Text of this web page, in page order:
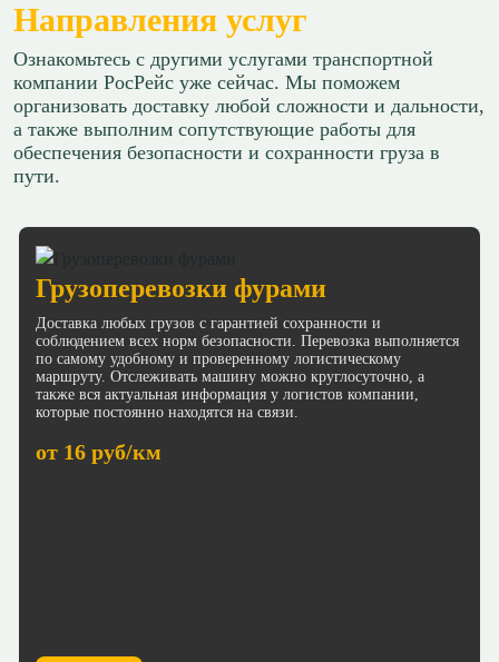
Направления услуг
Ознакомьтесь с другими услугами транспортной
компании РосРейс уже сейчас. Мы поможем
организовать доставку любой сложности и дальности,
а также выполним сопутствующие работы для
обеспечения безопасности и сохранности груза в
пути.
Грузоперевозки фурами
Доставка любых грузов с гарантией сохранности и
соблюдением всех норм безопасности. Перевозка выполняется
по самому удобному и проверенному логистическому
маршруту. Отслеживать машину можно круглосуточно, а
также вся актуальная информация у логистов компании,
которые постоянно находятся на связи.
от 16 руб/км